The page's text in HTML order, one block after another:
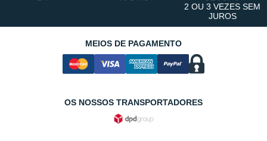
2 OU 3 VEZES SEM
JUROS
MEIOS DE PAGAMENTO
OS NOSSOS TRANSPORTADORES